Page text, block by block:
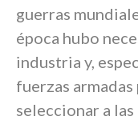
guerras
época hubo
industria y,
fuerzas
seleccionar a